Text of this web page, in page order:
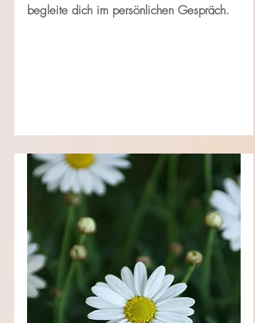
begleite dich im persönlichen Gespräch.
Mentoring